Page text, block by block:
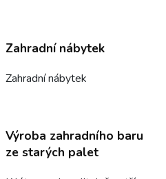
Zahradní nábytek
Zahradní nábytek
Výroba zahradního baru
ze starých palet